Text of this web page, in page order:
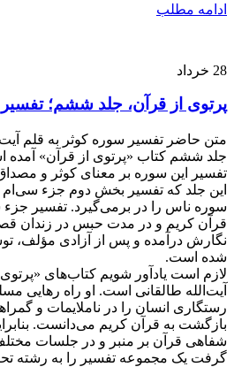
ادامه مطلب
28 خرداد
پرتوی از قرآن، جلد ششم؛
متن حاضر تفسیر سوره کوثر به قلم
جلد ششم کتاب «پرتوی از قرآن» آمده
تفسیر این سوره بر معنای کوثر و
این جلد که تفسیر بخش دوم جزء سی‌ام
سوره ناس را در برمی‌گیرد. تفسیر
قرآن کریم و در مدت حبس در زندان
نگارش درآمده و پس از آزادی مؤلف،
شده است.
لازم است یادآور شویم کتاب‌های «پرتوی
آیت‌الله طالقانی است. او راه رهایی
رستگاری انسان را در ناملایمات و
بازگشت به قرآن کریم می‌دانست.
گرفت یک مجموعه تفسیر را به رشته